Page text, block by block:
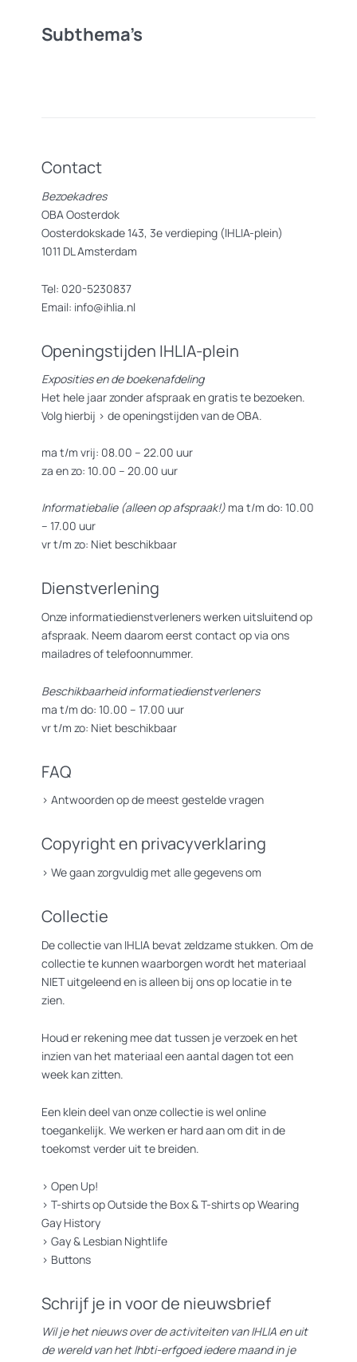
Subthema’s
Contact
Bezoekadres
OBA Oosterdok
Oosterdokskade 143, 3e verdieping (IHLIA-plein)
1011 DL Amsterdam
Tel: 020-5230837
Email: info@ihlia.nl
Openingstijden IHLIA-plein
Exposities en de boekenafdeling
Het hele jaar zonder afspraak en gratis te bezoeken.
Volg hierbij > de openingstijden van de OBA.
ma t/m vrij: 08.00 – 22.00 uur
za en zo: 10.00 – 20.00 uur
Informatiebalie (alleen op afspraak!) ma t/m do: 10.00
– 17.00 uur
vr t/m zo: Niet beschikbaar
Dienstverlening
Onze informatiedienstverleners werken uitsluitend op
afspraak. Neem daarom eerst contact op via ons
mailadres of telefoonnummer.
Beschikbaarheid informatiedienstverleners
ma t/m do: 10.00 – 17.00 uur
vr t/m zo: Niet beschikbaar
FAQ
> Antwoorden op de meest gestelde vragen
Copyright en privacyverklaring
> We gaan zorgvuldig met alle gegevens om
Collectie
De collectie van IHLIA bevat zeldzame stukken. Om de
collectie te kunnen waarborgen wordt het materiaal
NIET uitgeleend en is alleen bij ons op locatie in te
zien.
Houd er rekening mee dat tussen je verzoek en het
inzien van het materiaal een aantal dagen tot een
week kan zitten.
Een klein deel van onze collectie is wel online
toegankelijk. We werken er hard aan om dit in de
toekomst verder uit te breiden.
> Open Up!
> T-shirts op Outside the Box&T-shirts op Wearing
Gay History
> Gay & Lesbian Nightlife
> Buttons
Schrijf je in voor de nieuwsbrief
Wil je het nieuws over de activiteiten van IHLIA en uit
de wereld van het lhbti-erfgoed iedere maand in je